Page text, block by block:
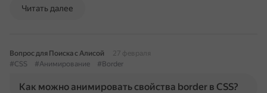
Читать далее
Вопрос для Поиска с Алисой
27 февраля
#CSS
#Анимирование #Border
Как можно анимировать свойства border в CSS?